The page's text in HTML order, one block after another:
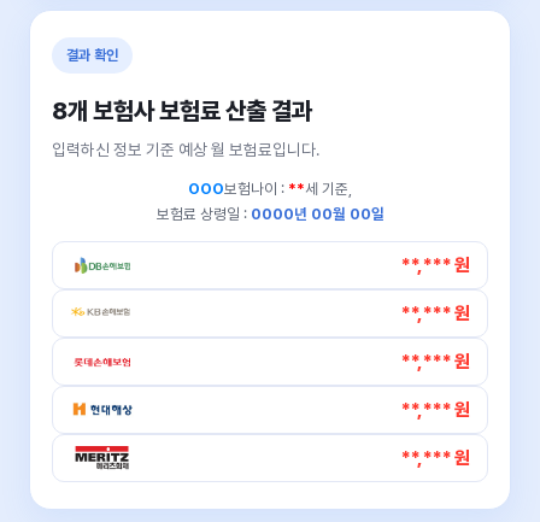
결과 확인
8개 보험사 보험료 산출 결과
입력하신 정보 기준 예상 월 보험료입니다.
OOO보험나이 : **세 기준,
보험료 상령일 : 0000년 00월 00일
**,*** 원
**,*** 원
**,*** 원
**,*** 원
**,*** 원